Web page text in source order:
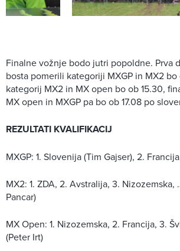
Finalne vožnje bodo jutri popoldne. Prva
bosta pomerili kategoriji MXGP in MX2 bo
kategorij MX2 in MX open bo ob 15.30,
MX open in MXGP pa bo ob 17.08 po
REZULTATI KVALIFIKACIJ
MXGP: 1. Slovenija (Tim Gajser), 2.
MX2: 1. ZDA, 2. Avstralija, 3.
Pancar)
MX Open: 1. Nizozemska, 2. Francija, 3.
(Peter Irt)